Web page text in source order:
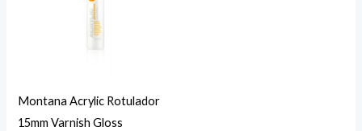
Montana Acrylic Rotulador
15mm Varnish Gloss